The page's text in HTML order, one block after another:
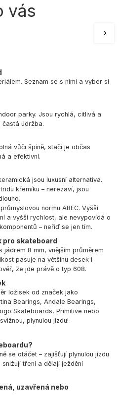
vás
Seznam se s nimi a vyber si
parky. Jsou rychlá, citlivá a
častá údržba.
vůči špíně, stačí je občas
a efektivní.
jsou luxusní alternativa.
křemíku – nerezaví, jsou
normu ABEC. Vyšší
a vyšší rychlost, ale nevypovídá o
– neřiď se jen tím.
pro skateboard
jádrem 8 mm, vnějším průměrem
pasuje na většinu desek i
že jde právě o typ 608.
ložisek od značek jako
Bearings, Andale Bearings,
Skateboards, Primitive nebo
plynulou jízdu!
se otáčet – zajišťují plynulou jízdu
tření a dělají ježdění
uzavřená nebo